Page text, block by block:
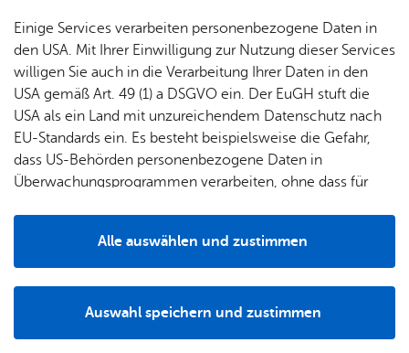
Ämter
A–Z
Diens
t­leis­
tun­gen
A–Z
For­
fent­li­
che
Be­
kannt­
ma­
chun­
& TV
Pres­se
Bil­
dung
& Be­
treu­
ung
Potz­
be­
treu­
ung
Schu­
len
Bau­
stel­len
& Um­
lei­tun­
Um­
welt &
Kli­ma­
Sa­nie­
ren &
bi­li­en
Stadt­
Fa­mi­lie
& Kin­
der
Se­nio­
ren
Woh­
nen
re­frei
Pfle­ge
& Un­
ter­stüt­
zung
Ihr Kon­takt zu uns
Stadt Fried­richs­ha­fen
Ade­nau­er­platz 1
88045 Fried­richs­ha­fen
Tel. +49 7541 203-0
oder Ser­vice­num­mer 115
Kon­takt­for­mu­lar
Einige Services verarbeiten personenbezogene Daten in
den USA. Mit Ihrer Einwilligung zur Nutzung dieser Services
willigen Sie auch in die Verarbeitung Ihrer Daten in den
USA gemäß Art. 49 (1) a DSGVO ein. Der EuGH stuft die
USA als ein Land mit unzureichendem Datenschutz nach
EU-Standards ein. Es besteht beispielsweise die Gefahr,
dass US-Behörden personenbezogene Daten in
Überwachungsprogrammen verarbeiten, ohne dass für
Auswahl speichern und zustimmen
Alle auswählen und zustimmen